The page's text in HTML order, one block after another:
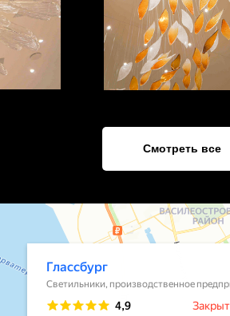
Смотреть все